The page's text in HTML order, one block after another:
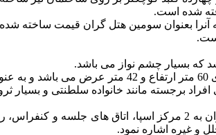
شده است.
آنرا بعنوان سومین هتل گران قیمت ساخته
که بسیار چشم نواز می باشد.
مانند خانواده سلطنتی و بسیار